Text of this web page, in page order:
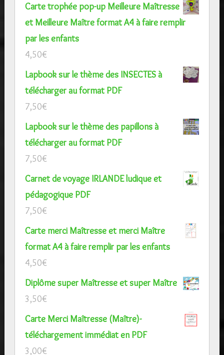
Carte trophée pop-up Meilleure Maîtresse
et Meilleure Maître format A4 à faire remplir
par les enfants
4,50€
Lapbook sur le thème des INSECTES à
télécharger au format PDF
7,50€
Lapbook sur le thème des papillons à
télécharger au format PDF
7,50€
Carnet de voyage IRLANDE ludique et
pédagogique PDF
7,50€
Carte merci Maîtresse et merci Maître
format A4 à faire remplir par les enfants
4,50€
Diplôme super Maîtresse et super Maître
3,50€
Carte Merci Maîtresse (Maître)-
téléchargement immédiat en PDF
3,00€